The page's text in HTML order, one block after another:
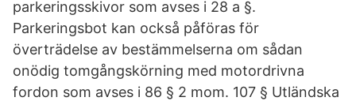
parkeringsskivor som avses i 28 a §.
Parkeringsbot kan också påföras för
överträdelse av bestämmelserna om sådan
onödig tomgångskörning med motordrivna
fordon som avses i 86 § 2 mom. 107 § Utländska